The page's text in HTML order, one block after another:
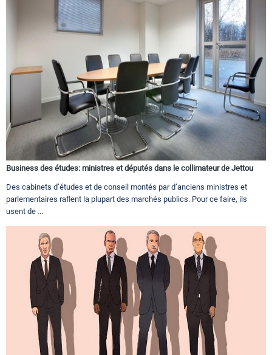
Business des études: ministres et députés dans le collimateur de Jettou
Des cabinets d’études et de conseil montés par d’anciens ministres et
parlementaires raflent la plupart des marchés publics. Pour ce faire, ils
usent de ...